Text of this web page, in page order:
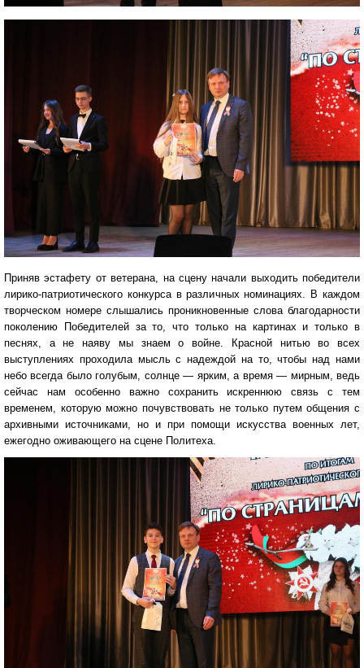
Приняв эстафету от ветерана, на сцену начали выходить победители
лирико-патриотического конкурса в различных номинациях. В каждом
творческом номере слышались проникновенные слова благодарности
поколению Победителей за то, что только на картинах и только в
песнях, а не наяву мы знаем о войне. Красной нитью во всех
выступлениях проходила мысль с надеждой на то, чтобы над нами
небо всегда было голубым, солнце — ярким, а время — мирным, ведь
сейчас нам особенно важно сохранить искреннюю связь с тем
временем, которую можно почувствовать не только путем общения с
архивными источниками, но и при помощи искусства военных лет,
ежегодно оживающего на сцене Политеха.